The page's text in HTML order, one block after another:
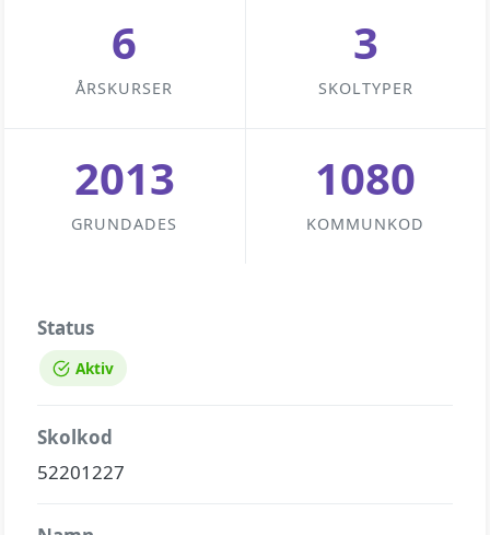
6
ÅRSKURSER
3
SKOLTYPER
2013
GRUNDADES
1080
KOMMUNKOD
Status
Aktiv
Skolkod
52201227